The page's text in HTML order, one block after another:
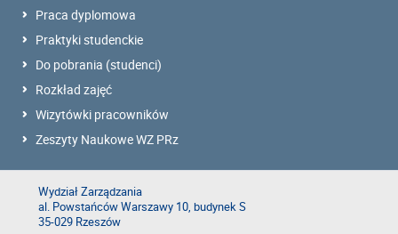
Praca dyplomowa
Praktyki studenckie
Do pobrania (studenci)
Rozkład zajęć
Wizytówki pracowników
Zeszyty Naukowe WZ PRz
Wydział Zarządzania
al. Powstańców Warszawy 10, budynek S
35-029 Rzeszów